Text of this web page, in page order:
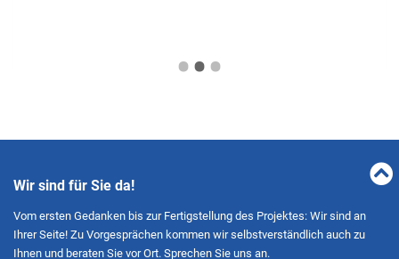
•••
Wir sind für Sie da!
Vom ersten Gedanken bis zur Fertigstellung des Projektes: Wir sind an
Ihrer Seite! Zu Vorgesprächen kommen wir selbstverständlich auch zu
Ihnen und beraten Sie vor Ort. Sprechen Sie uns an.